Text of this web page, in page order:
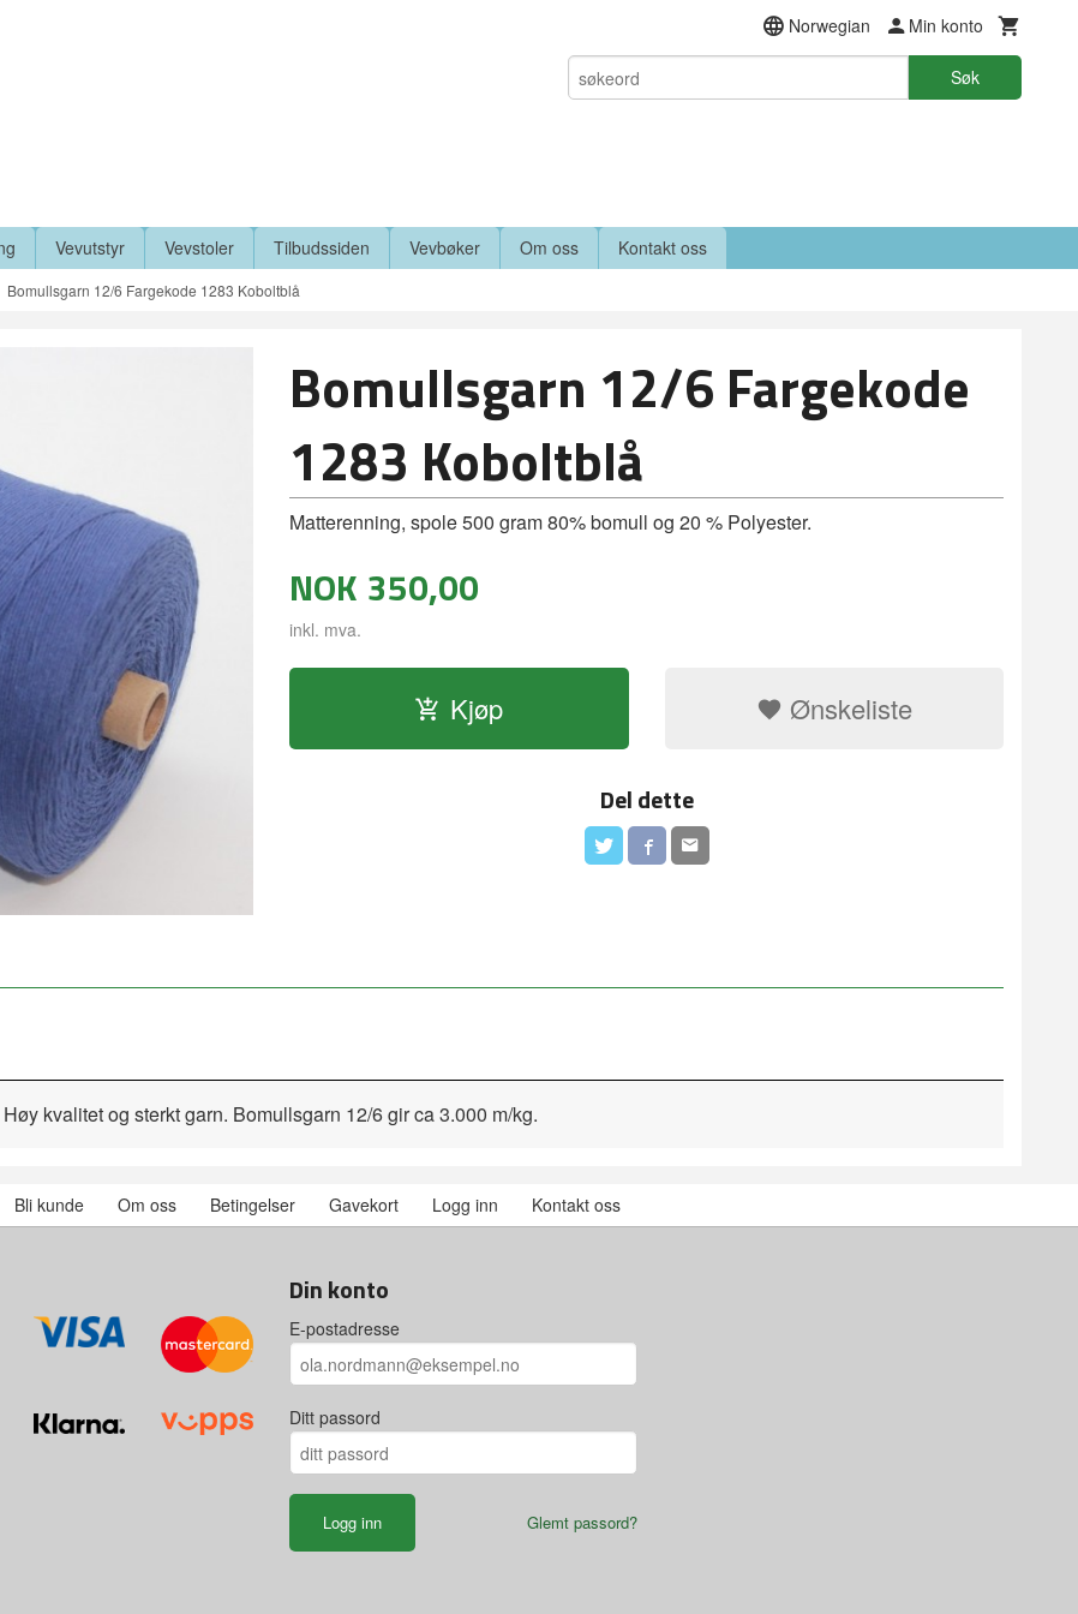
Norwegian Min konto
Søk
Vevutstyr Vevstoler Tilbudssiden Vevbøker Om oss Kontakt oss
Bomullsgarn 12/6 Fargekode 1283 Koboltblå
Bomullsgarn 12/6 Fargekode
1283 Koboltblå
Matterenning, spole 500 gram 80% bomull og 20 % Polyester.
NOK 350,00
inkl. mva.
Kjøp Ønskeliste
Del dette
kvalitet og sterkt garn. Bomullsgarn 12/6 gir ca 3.000 m/kg.
Bli kunde Om oss Betingelser Gavekort Logg inn Kontakt oss
Din konto
E-postadresse
Ditt passord
Glemt passord?